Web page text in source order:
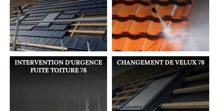
INTERVENTION D'URGENCE
FUITE TOITURE 78
CHANGEMENT DE VELUX 78